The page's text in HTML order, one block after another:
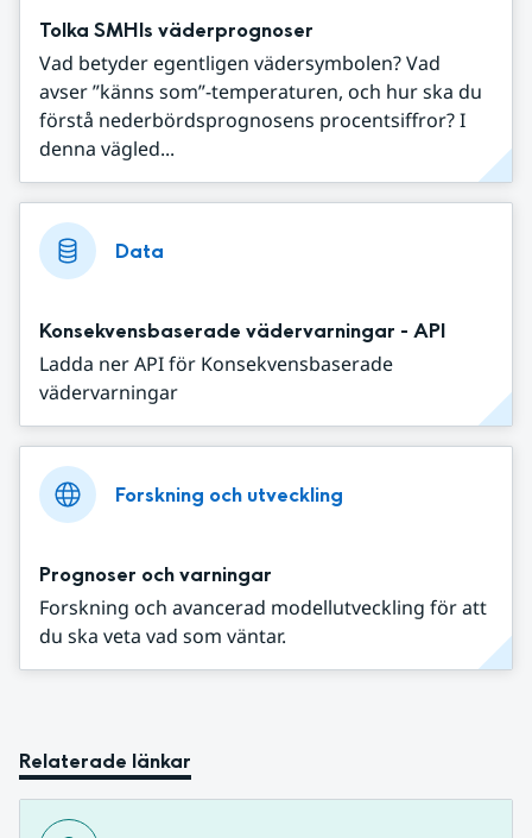
Tolka SMHIs väderprognoser
Vad betyder egentligen vädersymbolen? Vad
avser ”känns som”-temperaturen, och hur ska du
förstå nederbördsprognosens procentsiffror? I
denna vägled...
Data
Konsekvensbaserade vädervarningar - API
Ladda ner API för Konsekvensbaserade
vädervarningar
Forskning och utveckling
Prognoser och varningar
Forskning och avancerad modellutveckling för att
du ska veta vad som väntar.
Relaterade länkar